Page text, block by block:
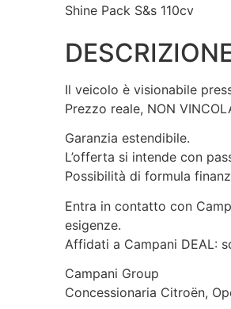
Shine Pack S&s 110cv
Il veicolo è visionabile
Prezzo reale, NON
Garanzia estendibile.
L’offerta si intende con
Possibilità di formula
Entra in contatto con
esigenze.
Affidati a Campani DEAL:
Campani Group
Concessionaria Citroën,